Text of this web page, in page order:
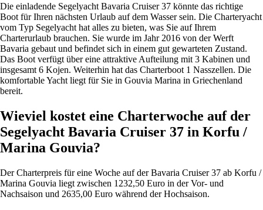
Die einladende Segelyacht Bavaria Cruiser 37 könnte das richtige
Boot für Ihren nächsten Urlaub auf dem Wasser sein. Die Charteryacht
vom Typ Segelyacht hat alles zu bieten, was Sie auf Ihrem
Charterurlaub brauchen. Sie wurde im Jahr 2016 von der Werft
Bavaria gebaut und befindet sich in einem gut gewarteten Zustand.
Das Boot verfügt über eine attraktive Aufteilung mit 3 Kabinen und
insgesamt 6 Kojen. Weiterhin hat das Charterboot 1 Nasszellen. Die
komfortable Yacht liegt für Sie in Gouvia Marina in Griechenland
bereit.
Wieviel kostet eine Charterwoche auf der
Segelyacht Bavaria Cruiser 37 in Korfu /
Marina Gouvia?
Der Charterpreis für eine Woche auf der Bavaria Cruiser 37 ab Korfu /
Marina Gouvia liegt zwischen 1232,50 Euro in der Vor- und
Nachsaison und 2635,00 Euro während der Hochsaison.